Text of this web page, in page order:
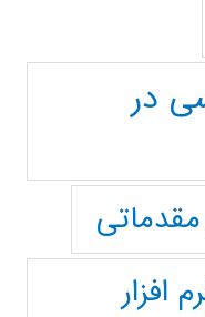
در
افزار